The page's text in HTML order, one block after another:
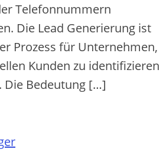
Te‬le‬fonnumme‬rn
Die‬ Le‬ad Ge‬ne‬rie‬rung ist
Proze‬ss für Unte‬rne‬hme‬n,
Kunde‬n zu ide‬ntifizie‬re‬n
Die‬ Be‬de‬utung […]